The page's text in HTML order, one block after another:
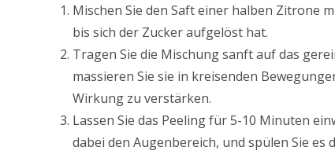
Mischen Sie den Saft einer halben Zitrone
bis sich der Zucker aufgelöst hat.
Tragen Sie die Mischung sanft auf das
massieren Sie sie in kreisenden
Wirkung zu verstärken.
Lassen Sie das Peeling für 5-10 Minuten
dabei den Augenbereich, und spülen Sie es